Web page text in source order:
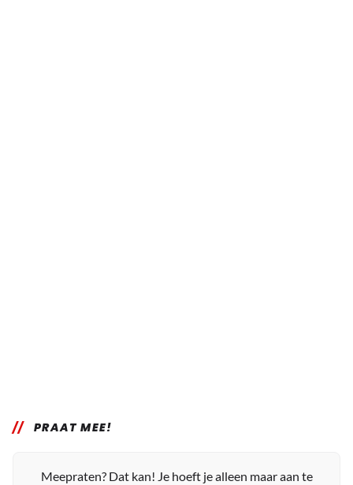
PRAAT MEE!
Meepraten? Dat kan! Je hoeft je alleen maar aan te